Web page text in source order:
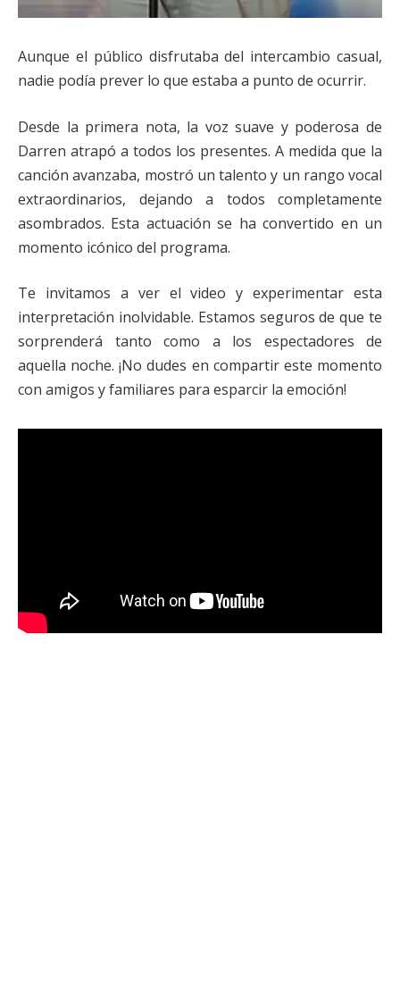
Aunque el público disfrutaba del intercambio casual,
nadie podía prever lo que estaba a punto de ocurrir.
Desde la primera nota, la voz suave y poderosa de
Darren atrapó a todos los presentes. A medida que la
canción avanzaba, mostró un talento y un rango vocal
extraordinarios, dejando a todos completamente
asombrados. Esta actuación se ha convertido en un
momento icónico del programa.
Te invitamos a ver el video y experimentar esta
interpretación inolvidable. Estamos seguros de que te
sorprenderá tanto como a los espectadores de
aquella noche. ¡No dudes en compartir este momento
con amigos y familiares para esparcir la emoción!